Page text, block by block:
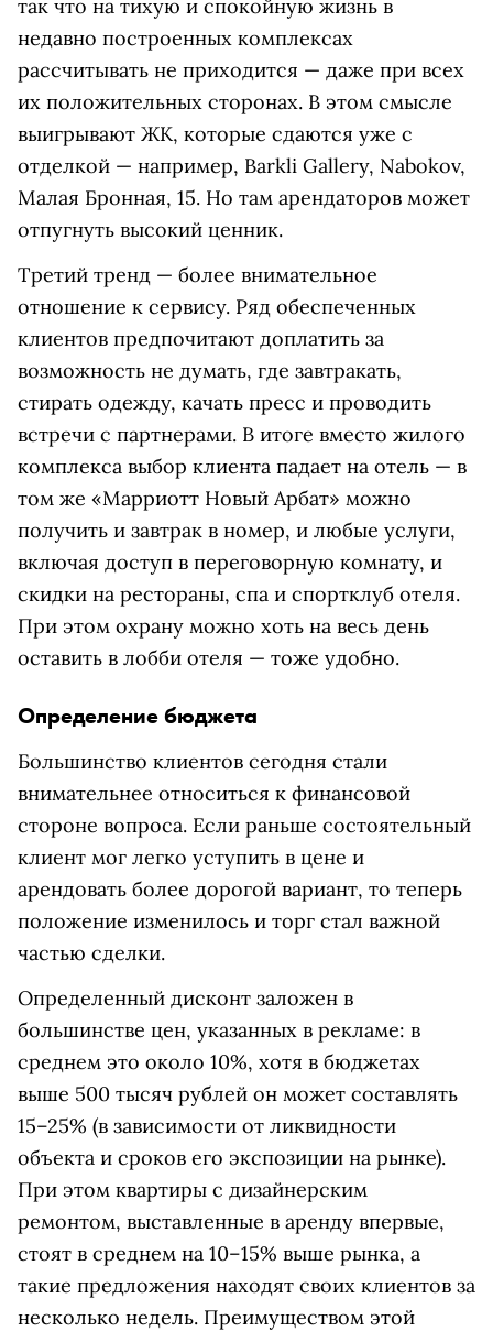
так что на тихую и спокойную жизнь в
недавно построенных комплексах
рассчитывать не приходится — даже при всех
их положительных сторонах. В этом смысле
выигрывают ЖК, которые сдаются уже с
отделкой — например, Barkli Gallery, Nabokov,
Малая Бронная, 15. Но там арендаторов может
отпугнуть высокий ценник.
Третий тренд — более внимательное
отношение к сервису. Ряд обеспеченных
клиентов предпочитают доплатить за
возможность не думать, где завтракать,
стирать одежду, качать пресс и проводить
встречи с партнерами. В итоге вместо жилого
комплекса выбор клиента падает на отель — в
том же «Марриотт Новый Арбат» можно
получить и завтрак в номер, и любые услуги,
включая доступ в переговорную комнату, и
скидки на рестораны, спа и спортклуб отеля.
При этом охрану можно хоть на весь день
оставить в лобби отеля — тоже удобно.
Определение бюджета
Большинство клиентов сегодня стали
внимательнее относиться к финансовой
стороне вопроса. Если раньше состоятельный
клиент мог легко уступить в цене и
арендовать более дорогой вариант, то теперь
положение изменилось и торг стал важной
частью сделки.
Определенный дисконт заложен в
большинстве цен, указанных в рекламе: в
среднем это около 10%, хотя в бюджетах
выше 500 тысяч рублей он может составлять
15–25% (в зависимости от ликвидности
объекта и сроков его экспозиции на рынке).
При этом квартиры с дизайнерским
ремонтом, выставленные в аренду впервые,
стоят в среднем на 10–15% выше рынка, а
такие предложения находят своих клиентов за
несколько недель. Преимуществом этой